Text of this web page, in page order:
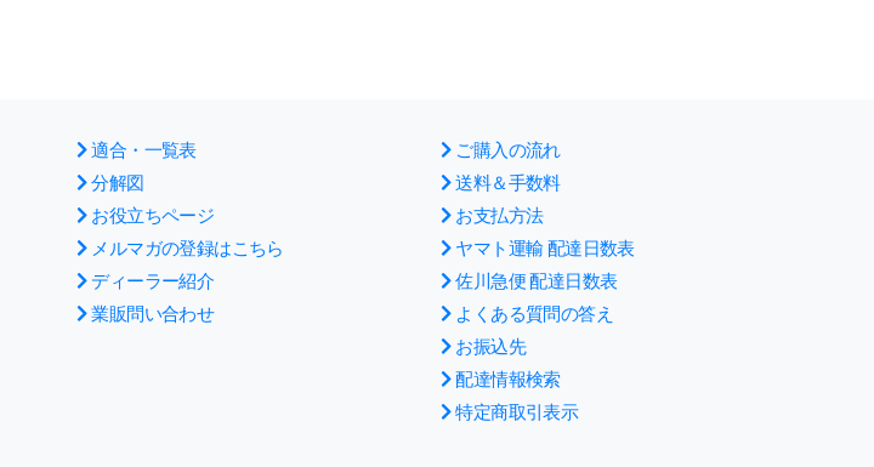
適合・一覧表
分解図
お役立ちページ
メルマガの登録はこちら
ディーラー紹介
業販問い合わせ
ご購入の流れ
送料＆手数料
お支払方法
ヤマト運輸 配達日数表
佐川急便 配達日数表
よくある質問の答え
お振込先
配達情報検索
特定商取引表示